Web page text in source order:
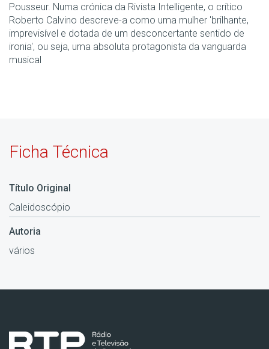
Pousseur. Numa crónica da Rivista Intelligente, o crítico
Roberto Calvino descreve-a como uma mulher 'brilhante,
imprevisível e dotada de um desconcertante sentido de
ironia', ou seja, uma absoluta protagonista da vanguarda
musical
Ficha Técnica
Título Original
Caleidoscópio
Autoria
vários